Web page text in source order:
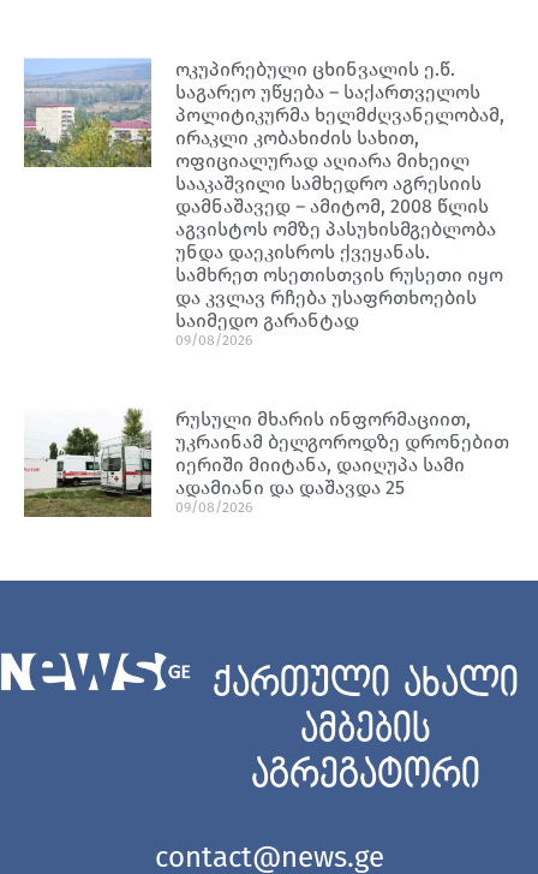
ოკუპირებული ცხინვალის ე.წ.
საგარეო უწყება – საქართველოს
პოლიტიკურმა ხელმძღვანელობამ,
ირაკლი კობახიძის სახით,
ოფიციალურად აღიარა მიხეილ
სააკაშვილი სამხედრო აგრესიის
დამნაშავედ – ამიტომ, 2008 წლის
აგვისტოს ომზე პასუხისმგებლობა
უნდა დაეკისროს ქვეყანას.
სამხრეთ ოსეთისთვის რუსეთი იყო
და კვლავ რჩება უსაფრთხოების
საიმედო გარანტად
09/08/2026
რუსული მხარის ინფორმაციით,
უკრაინამ ბელგოროდზე დრონებით
იერიში მიიტანა, დაიღუპა სამი
ადამიანი და დაშავდა 25
09/08/2026
ქართული ახალი
ამბების
აგრეგატორი
contact@news.ge